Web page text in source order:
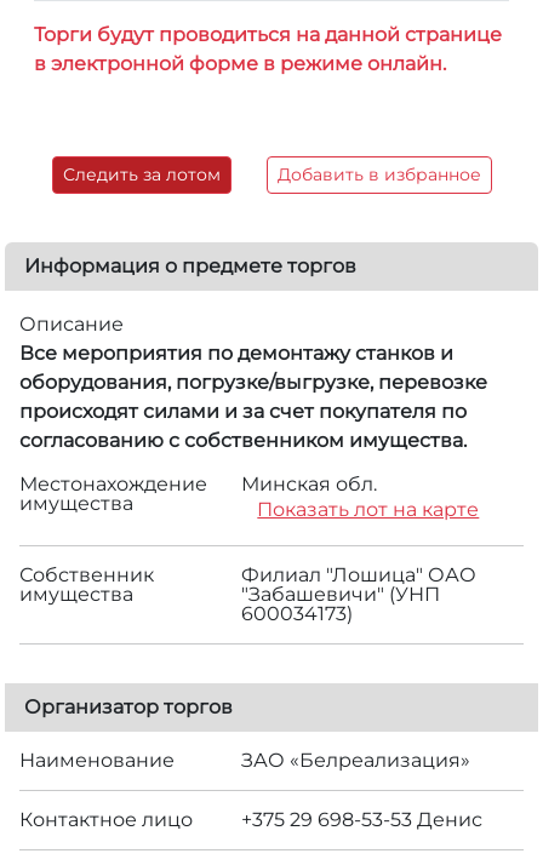
Торги будут проводиться на данной странице
в электронной форме в режиме онлайн.
Следить за лотом Добавить в избранное
Информация о предмете торгов
Описание
Все мероприятия по демонтажу станков и
оборудования, погрузке/выгрузке, перевозке
происходят силами и за счет покупателя по
согласованию с собственником имущества.
Местонахождение
имущества
Минская обл.
Показать лот на карте
Собственник
имущества
Филиал "Лошица" ОАО
"Забашевичи" (УНП
600034173)
Организатор торгов
Наименование ЗАО «Белреализация»
Контактное лицо +375 29 698-53-53 Денис